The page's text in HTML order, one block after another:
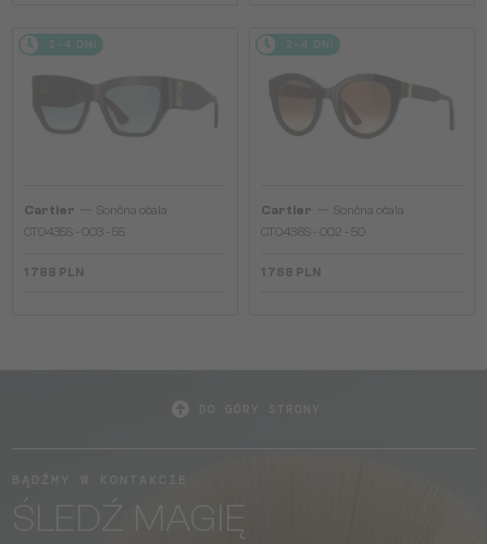
2-4 DNI
Cartier
Sončna očala
CT0435S - 003 - 55
1 788 PLN
2-4 DNI
Cartier
Sončna očala
CT0436S - 002 - 50
1 788 PLN
ŚLEDŹ MAGIĘ